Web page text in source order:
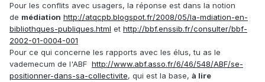
Pour les conflits avec usagers, la réponse est dans la notion
de médiation http://atqcpb.blogspot.fr/2008/05/la-mdiation-en-
bibliothques-publiques.html et http://bbf.enssib.fr/consulter/bbf-
2002-01-0004-001
Pour ce qui concerne les rapports avec les élus, tu as le
vademecum de l'ABF http://www.abf.asso.fr/6/46/548/ABF/se-
positionner-dans-sa-collectivite, qui est la base, à lire